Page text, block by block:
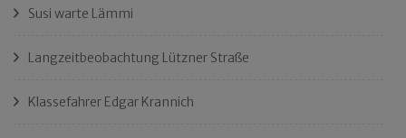
Susi warte Lämmi
Langzeitbeobachtung Lützner Straße
Klassefahrer Edgar Krannich